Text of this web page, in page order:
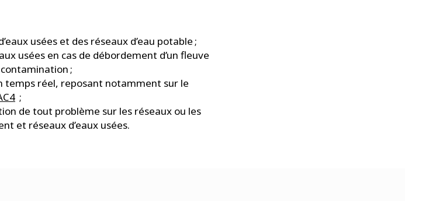
usées et des réseaux d’eau potable ;
usées en cas de débordement d’un fleuve
;
temps réel, reposant notamment sur le
;
de tout problème sur les réseaux ou les
et réseaux d’eaux usées.